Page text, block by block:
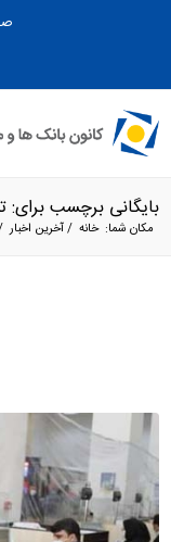
بایگانی برچسب برای:
مکان شما: خانه /آخرین اخبار